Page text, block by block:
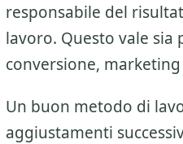
responsabile del
lavoro. Questo vale
conversione,
Un buon metodo di
aggiustamenti